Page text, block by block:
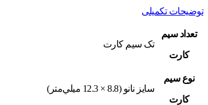
توضیحات تکمیلی
تعداد سيم
کارت
تک سيم کارت
نوع سيم
کارت
سايز نانو (8.8 × 12.3 ميلي‌متر)